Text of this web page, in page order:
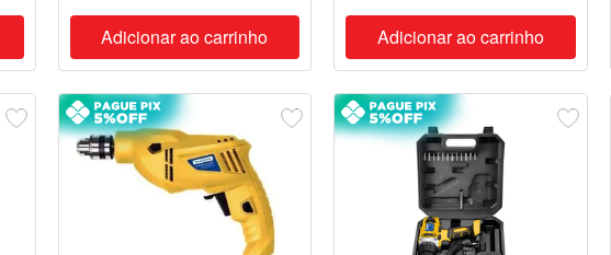
Adicionar ao carrinho Adicionar ao carrinho